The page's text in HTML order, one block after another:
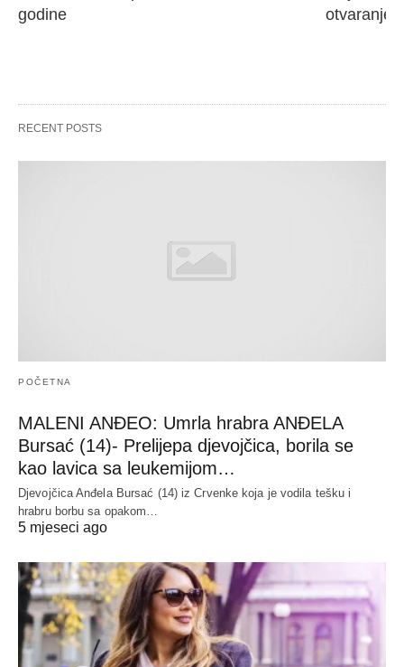
godine
otvaranje
RECENT POSTS
POČETNA
MALENI ANĐEO: Umrla hrabra ANĐELA
Bursać (14)- Prelijepa djevojčica, borila se
kao lavica sa leukemijom…
Djevojčica Anđela Bursać (14) iz Crvenke koja je vodila tešku i
hrabru borbu sa opakom…
5 mjeseci ago